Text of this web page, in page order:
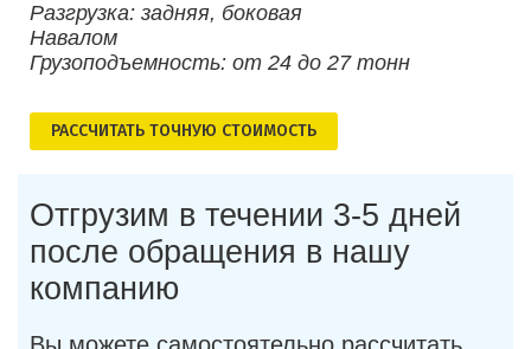
Разгрузка: задняя, боковая
Навалом
Грузоподъемность: от 24 до 27 тонн
РАСCЧИТАТЬ ТОЧНУЮ СТОИМОСТЬ
Отгрузим в течении 3-5 дней
после обращения в нашу
компанию